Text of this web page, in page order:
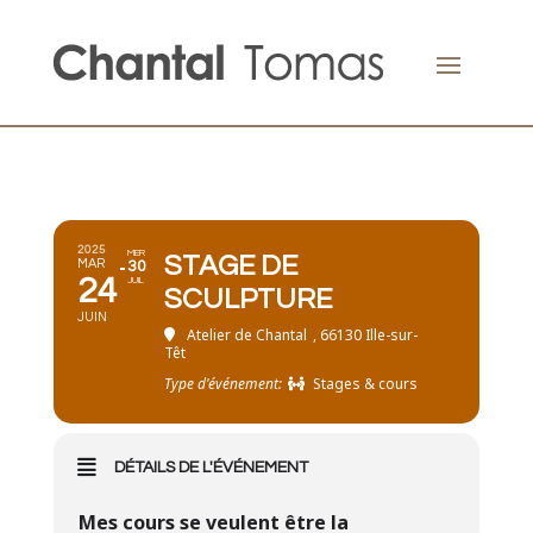
2025
MAR
24
JUIN
MER
30
JUIL
STAGE DE
SCULPTURE
Atelier de Chantal , 66130 Ille-sur-
Têt
Type d'événement:
Stages & cours
DÉTAILS DE L'ÉVÉNEMENT
Mes cours se veulent être la